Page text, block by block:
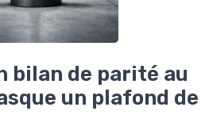
bilan de parité au
un plafond de